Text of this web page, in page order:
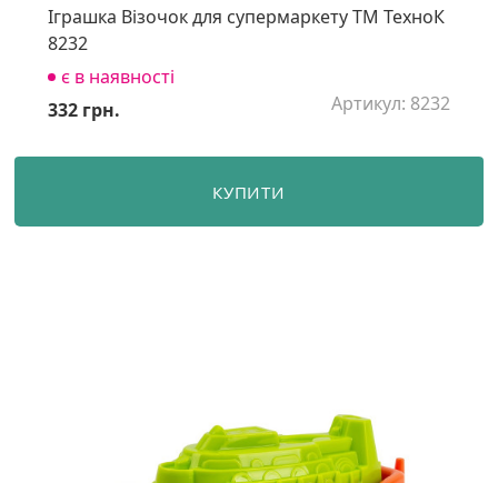
Іграшка Візочок для супермаркету ТМ ТехноК
8232
є в наявності
Артикул: 8232
332 грн.
КУПИТИ